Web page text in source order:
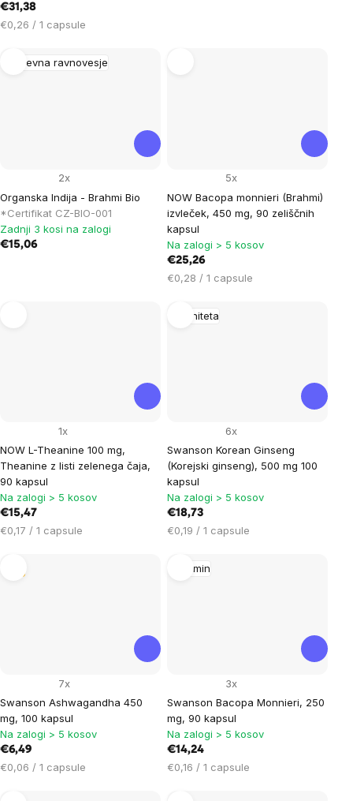
€31,38
Cena
enoto:
€0,26 / 1 capsule
Duševna ravnovesje
Organska Indija - Brahmi Bio
*Certifikat CZ-BIO-001
2x
Zadnji 3 kosi na zalogi
€15,06
NOW Bacopa monnieri (Brahmi)
izvleček, 450 mg, 90 zeliščnih
kapsul
5x
Na zalogi > 5 kosov
€25,26
Cena
enoto:
€0,28 / 1 capsule
NOW L-Theanine 100 mg,
Theanine z listi zelenega čaja,
90 kapsul
1x
Na zalogi > 5 kosov
€15,47
Cena
€0,17 / 1 capsule
Imuniteta
Swanson Korean Ginseng
(Korejski ginseng), 500 mg 100
kapsul
6x
Na zalogi > 5 kosov
€18,73
Cena
enoto:
€0,19 / 1 capsule
Swanson Ashwagandha 450
mg, 100 kapsul
7x
Na zalogi > 5 kosov
€6,49
Cena
€0,06 / 1 capsule
Spomin
Swanson Bacopa Monnieri, 250
mg, 90 kapsul
3x
Na zalogi > 5 kosov
€14,24
Cena
€0,16 / 1 capsule